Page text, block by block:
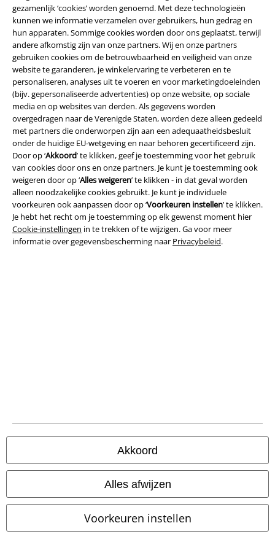
gezamenlijk ‘cookies’ worden genoemd. Met deze technologieën
kunnen we informatie verzamelen over gebruikers, hun gedrag en
hun apparaten. Sommige cookies worden door ons geplaatst, terwijl
andere afkomstig zijn van onze partners. Wij en onze partners
gebruiken cookies om de betrouwbaarheid en veiligheid van onze
website te garanderen, je winkelervaring te verbeteren en te
personaliseren, analyses uit te voeren en voor marketingdoeleinden
(bijv. gepersonaliseerde advertenties) op onze website, op sociale
media en op websites van derden. Als gegevens worden
overgedragen naar de Verenigde Staten, worden deze alleen gedeeld
met partners die onderworpen zijn aan een adequaatheidsbesluit
onder de huidige EU-wetgeving en naar behoren gecertificeerd zijn.
Door op ‘Akkoord’ te klikken, geef je toestemming voor het gebruik
van cookies door ons en onze partners. Je kunt je toestemming ook
weigeren door op ‘Alles weigeren’ te klikken - in dat geval worden
alleen noodzakelijke cookies gebruikt. Je kunt je individuele
voorkeuren ook aanpassen door op ‘Voorkeuren instellen’ te klikken.
Je hebt het recht om je toestemming op elk gewenst moment hier
Cookie-instellingen in te trekken of te wijzigen. Ga voor meer
informatie over gegevensbescherming naar Privacybeleid.
Akkoord
Alles afwijzen
Voorkeuren instellen
Vanaf € 30,99
California King Kerosin T-shirt
Vanaf € 37,99
We Can Do It
Queen Kerosin
T-shirt